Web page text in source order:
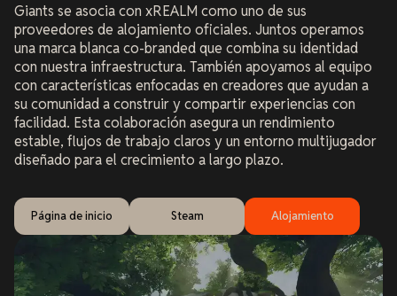
Giants se asocia con xREALM como uno de sus
proveedores de alojamiento oficiales. Juntos operamos
una marca blanca co-branded que combina su identidad
con nuestra infraestructura. También apoyamos al equipo
con características enfocadas en creadores que ayudan a
su comunidad a construir y compartir experiencias con
facilidad. Esta colaboración asegura un rendimiento
estable, flujos de trabajo claros y un entorno multijugador
diseñado para el crecimiento a largo plazo.
Página de inicio Steam Alojamiento